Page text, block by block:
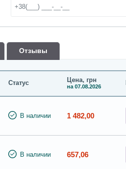
Oтзывы
Статус Цена, грн
на 07.08.2026
В наличии 1 482,00
В наличии 657,06